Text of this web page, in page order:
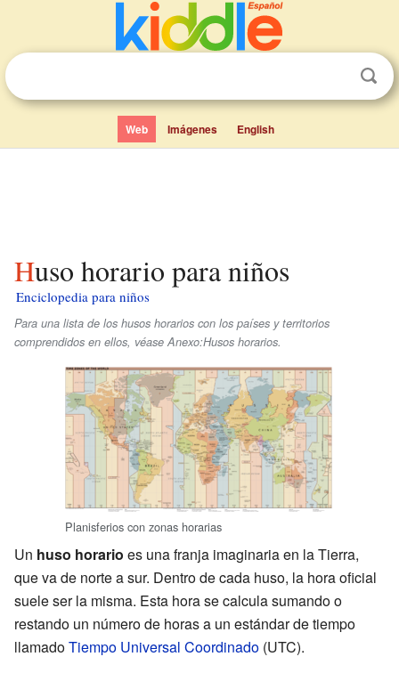
Web Imágenes English
Huso horario para niños
Enciclopedia para niños
Para una lista de los husos horarios con los países y territorios
comprendidos en ellos, véase Anexo:Husos horarios.
Planisferios con zonas horarias
Un huso horario es una franja imaginaria en la Tierra,
que va de norte a sur. Dentro de cada huso, la hora oficial
suele ser la misma. Esta hora se calcula sumando o
restando un número de horas a un estándar de tiempo
llamadoTiempo Universal Coordinado (UTC).